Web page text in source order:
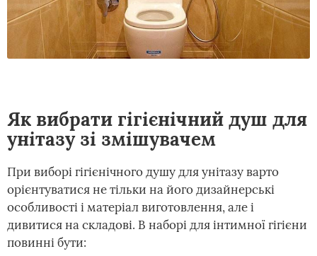
Як вибрати гігієнічний душ для
унітазу зі змішувачем
При виборі гігієнічного душу для унітазу варто
орієнтуватися не тільки на його дизайнерські
особливості і матеріал виготовлення, але і
дивитися на складові. В наборі для інтимної гігієни
повинні бути: